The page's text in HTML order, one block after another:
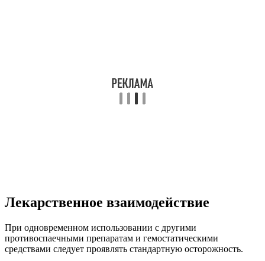
Лекарственное взаимодействие
При одновременном использовании с другими
противоспаечными препаратам и гемостатическими
средствами следует проявлять стандартную осторожность.